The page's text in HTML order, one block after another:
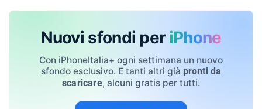
Nuovi sfondi per iPhone
Con iPhoneItalia+ ogni settimana un nuovo
sfondo esclusivo. E tanti altri già pronti da
scaricare, alcuni gratis per tutti.